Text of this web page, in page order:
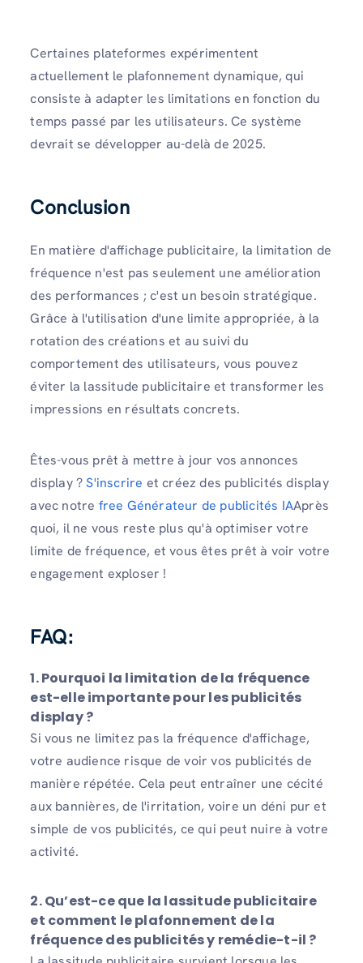
Certaines plateformes expérimentent
actuellement le plafonnement dynamique, qui
consiste à adapter les limitations en fonction du
temps passé par les utilisateurs. Ce système
devrait se développer au-delà de 2025.
Conclusion
En matière d'affichage publicitaire, la limitation de
fréquence n'est pas seulement une amélioration
des performances ; c'est un besoin stratégique.
Grâce à l'utilisation d'une limite appropriée, à la
rotation des créations et au suivi du
comportement des utilisateurs, vous pouvez
éviter la lassitude publicitaire et transformer les
impressions en résultats concrets.
Êtes-vous prêt à mettre à jour vos annonces
display ?S'inscrire et créez des publicités display
avec notre free Générateur de publicités IAAprès
quoi, il ne vous reste plus qu'à optimiser votre
limite de fréquence, et vous êtes prêt à voir votre
engagement exploser !
FAQ:
1. Pourquoi la limitation de la fréquence
est-elle importante pour les publicités
display ?
Si vous ne limitez pas la fréquence d'affichage,
votre audience risque de voir vos publicités de
manière répétée. Cela peut entraîner une cécité
aux bannières, de l'irritation, voire un déni pur et
simple de vos publicités, ce qui peut nuire à votre
activité.
2. Qu’est-ce que la lassitude publicitaire
et comment le plafonnement de la
fréquence des publicités y remédie-t-il ?